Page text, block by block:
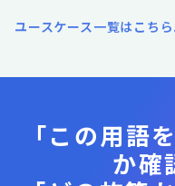
ユースケース一覧はこちら
「この用語
か確